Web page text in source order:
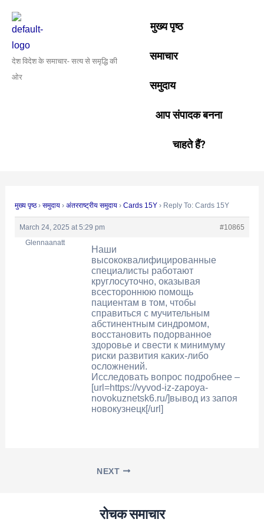
content
देश विदेश के समाचार- सत्य से समृद्धि की
ओर
मुख्य पृष्ठ
समाचार
समुदाय
आप संपादक बनना
चाहते हैं?
मुख्य पृष्ठ › समुदाय › अंतरराष्ट्रीय समुदाय › Cards 15Y › Reply To: Cards 15Y
March 24, 2025 at 5:29 pm
#10865
Glennaanatt
Наши
высококвалифицированные
специалисты работают
круглосуточно, оказывая
всестороннюю помощь
пациентам в том, чтобы
справиться с мучительным
абстинентным синдромом,
восстановить подорванное
здоровье и свести к минимуму
риски развития каких-либо
осложнений.
Исследовать вопрос подробнее –
[url=https://vyvod-iz-zapoya-
novokuznetsk6.ru/]вывод из запоя
новокузнецк[/url]
navigation
NEXT
रोचक समाचार